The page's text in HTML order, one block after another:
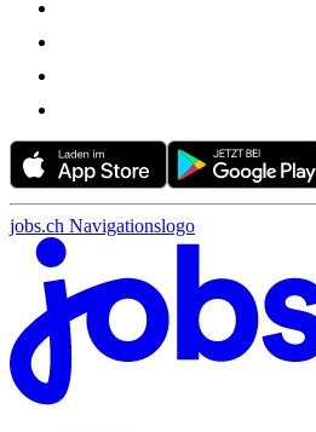
jobs.ch Navigationslogo